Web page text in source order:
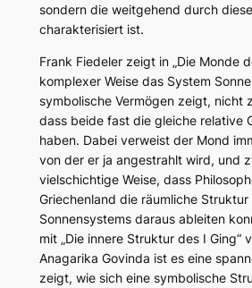
sondern die weitgehend durch
charakterisiert ist.
Frank Fiedeler zeigt in „Die Monde
komplexer Weise das System
symbolische Vermögen zeigt, nicht
dass beide fast die gleiche relative
haben. Dabei verweist der Mond
von der er ja angestrahlt wird, und
vielschichtige Weise, dass
Griechenland die räumliche Struktur
Sonnensystems daraus ableiten
mit „Die innere Struktur des I Ging“
Anagarika Govinda ist es eine
zeigt, wie sich eine symbolische